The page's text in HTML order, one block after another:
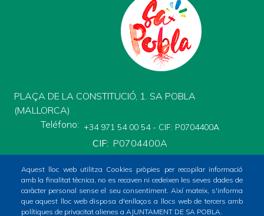
PLAÇA DE LA CONSTITUCIÓ, 1. SA POBLA
(MALLORCA)
Teléfono
+34 971 54 00 54 - CIF: P0704400A
CIF P0704400A
Aquest lloc web utilitza Cookies pròpies per recopilar informació
amb la finalitat tècnica, no es recaven ni cedeixen les seves dades de
caràcter personal sense el seu consentiment. Així mateix, s'informa
que aquest lloc web disposa d'enllaços a llocs web de tercers amb
polítiques de privacitat alienes a AJUNTAMENT DE SA POBLA.